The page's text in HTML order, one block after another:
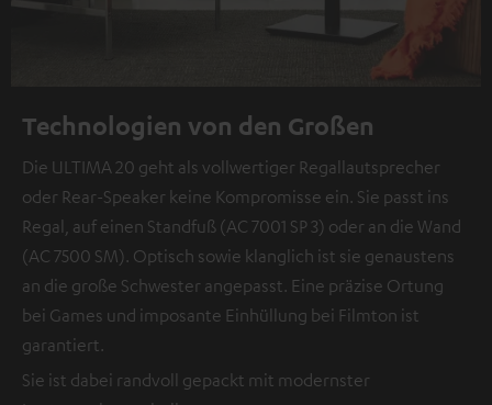
Technologien von den Großen
Die ULTIMA 20 geht als vollwertiger Regallautsprecher
oder Rear-Speaker keine Kompromisse ein. Sie passt ins
Regal, auf einen Standfuß (AC 7001 SP 3) oder an die Wand
(AC 7500 SM). Optisch sowie klanglich ist sie genaustens
an die große Schwester angepasst. Eine präzise Ortung
bei Games und imposante Einhüllung bei Filmton ist
garantiert.
Sie ist dabei randvoll gepackt mit modernster